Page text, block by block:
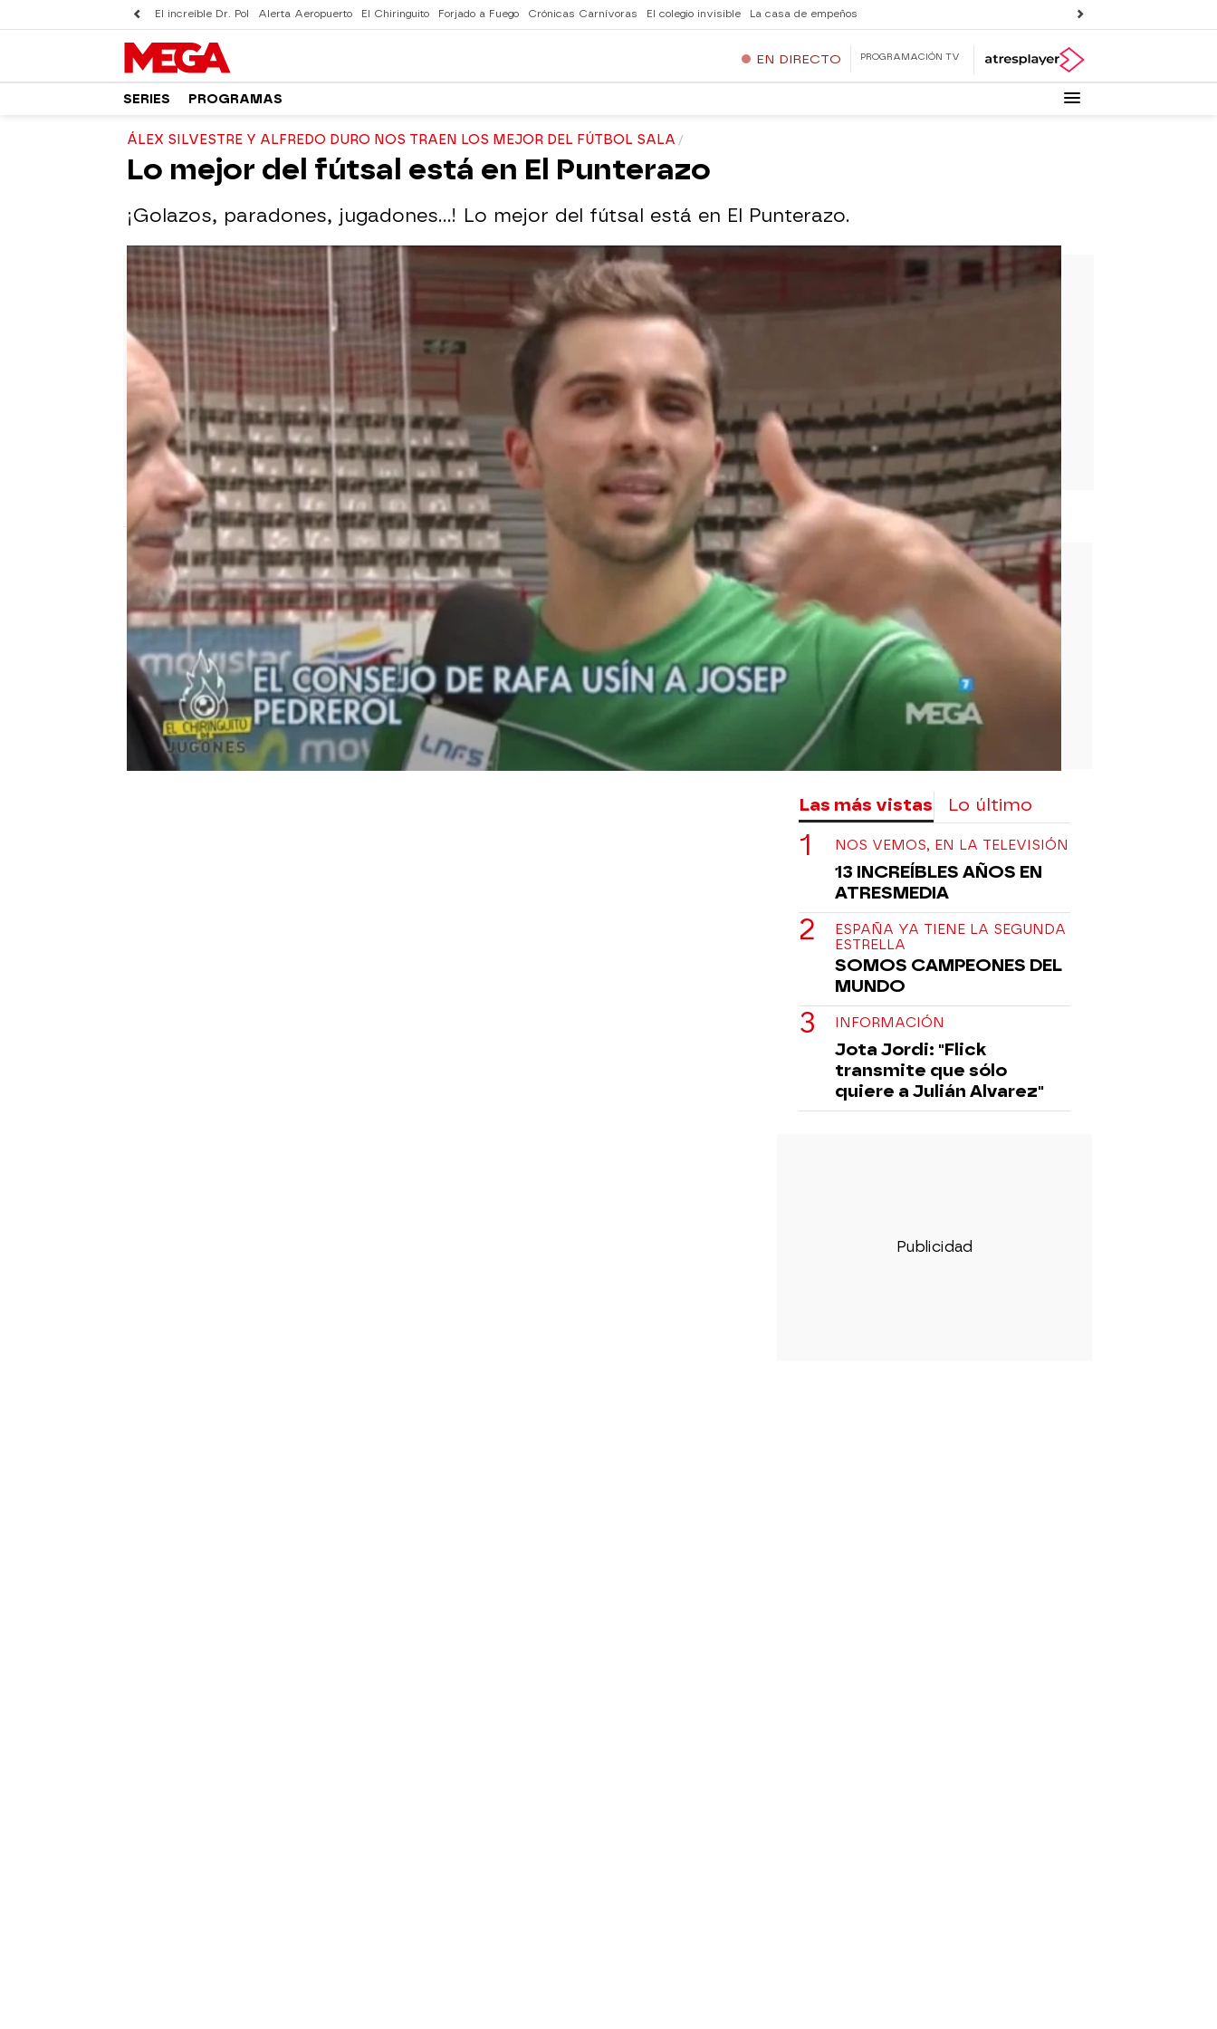
El increíble Dr. Pol Alerta Aeropuerto El Chiringuito Forjado a Fuego Crónicas Carnívoras El colegio invisible La casa de empeños
EN DIRECTO PROGRAMACIÓN TV
SERIES PROGRAMAS
ÁLEX SILVESTRE Y ALFREDO DURO NOS TRAEN LOS MEJOR DEL FÚTBOL SALA
Lo mejor del fútsal está en El Punterazo
¡Golazos, paradones, jugadones...! Lo mejor del fútsal está en El Punterazo.
mega
Madrid
Publicado:08 de junio de 2018, 19:37
Whatsapp
Facebook
X Flipboard
Álex Silvestre El Punterazo Fútsal
Las más vistas Lo último
NOS VEMOS, EN LA TELEVISIÓN
13 INCREÍBLES AÑOS EN
ATRESMEDIA
ESPAÑA YA TIENE LA SEGUNDA
ESTRELLA
SOMOS CAMPEONES DEL
MUNDO
INFORMACIÓN
Jota Jordi: "Flick
transmite que sólo
quiere a Julián Alvarez"